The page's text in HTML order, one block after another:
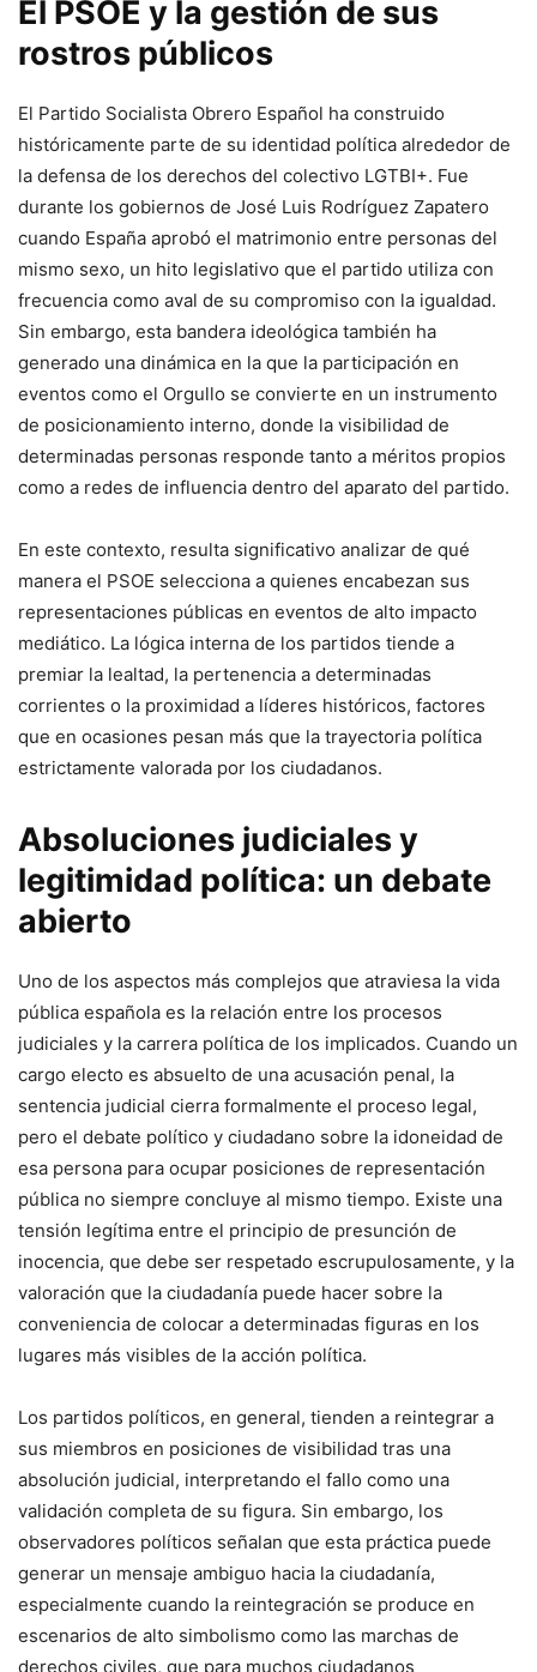
El PSOE y la gestión de sus
rostros públicos
El Partido Socialista Obrero Español ha construido
históricamente parte de su identidad política alrededor de
la defensa de los derechos del colectivo LGTBI+. Fue
durante los gobiernos de José Luis Rodríguez Zapatero
cuando España aprobó el matrimonio entre personas del
mismo sexo, un hito legislativo que el partido utiliza con
frecuencia como aval de su compromiso con la igualdad.
Sin embargo, esta bandera ideológica también ha
generado una dinámica en la que la participación en
eventos como el Orgullo se convierte en un instrumento
de posicionamiento interno, donde la visibilidad de
determinadas personas responde tanto a méritos propios
como a redes de influencia dentro del aparato del partido.
En este contexto, resulta significativo analizar de qué
manera el PSOE selecciona a quienes encabezan sus
representaciones públicas en eventos de alto impacto
mediático. La lógica interna de los partidos tiende a
premiar la lealtad, la pertenencia a determinadas
corrientes o la proximidad a líderes históricos, factores
que en ocasiones pesan más que la trayectoria política
estrictamente valorada por los ciudadanos.
Absoluciones judiciales y
legitimidad política: un debate
abierto
Uno de los aspectos más complejos que atraviesa la vida
pública española es la relación entre los procesos
judiciales y la carrera política de los implicados. Cuando un
cargo electo es absuelto de una acusación penal, la
sentencia judicial cierra formalmente el proceso legal,
pero el debate político y ciudadano sobre la idoneidad de
esa persona para ocupar posiciones de representación
pública no siempre concluye al mismo tiempo. Existe una
tensión legítima entre el principio de presunción de
inocencia, que debe ser respetado escrupulosamente, y la
valoración que la ciudadanía puede hacer sobre la
conveniencia de colocar a determinadas figuras en los
lugares más visibles de la acción política.
Los partidos políticos, en general, tienden a reintegrar a
sus miembros en posiciones de visibilidad tras una
absolución judicial, interpretando el fallo como una
validación completa de su figura. Sin embargo, los
observadores políticos señalan que esta práctica puede
generar un mensaje ambiguo hacia la ciudadanía,
especialmente cuando la reintegración se produce en
escenarios de alto simbolismo como las marchas de
derechos civiles, que para muchos ciudadanos